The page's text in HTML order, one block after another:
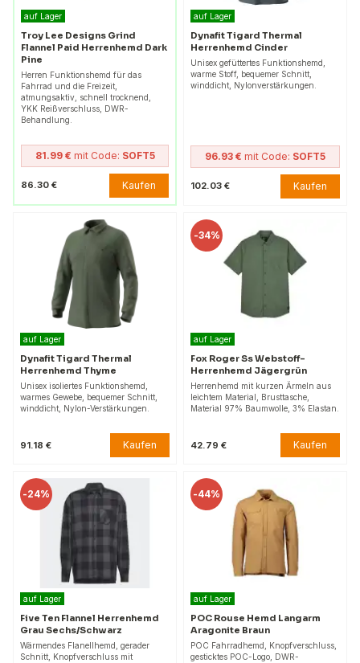
auf Lager
Troy Lee Designs Grind
Flannel Paid Herrenhemd Dark
Pine
Herren Funktionshemd für das
Fahrrad und die Freizeit,
atmungsaktiv, schnell trocknend,
YKK Reißverschluss, DWR-
Behandlung.
81.99 € mit Code: SOFT5
86.30 € Kaufen
auf Lager
Dynafit Tigard Thermal
Herrenhemd Cinder
Unisex gefüttertes Funktionshemd,
warme Stoff, bequemer Schnitt,
winddicht, Nylonverstärkungen.
96.93 € mit Code: SOFT5
102.03 € Kaufen
auf Lager
Dynafit Tigard Thermal
Herrenhemd Thyme
Unisex isoliertes Funktionshemd,
warmes Gewebe, bequemer Schnitt,
winddicht, Nylon-Verstärkungen.
91.18 € Kaufen
-34%
auf Lager
Fox Roger Ss Webstoff-
Herrenhemd Jägergrün
Herrenhemd mit kurzen Ärmeln aus
leichtem Material, Brusttasche,
Material 97% Baumwolle, 3% Elastan.
42.79 € Kaufen
-24%
auf Lager
Five Ten Flannel Herrenhemd
Grau Sechs/Schwarz
Wärmendes Flanellhemd, gerader
Schnitt, Knopfverschluss mit
-44%
auf Lager
POC Rouse Hemd Langarm
Aragonite Braun
POC Fahrradhemd, Knopfverschluss,
gesticktes POC-Logo, DWR-